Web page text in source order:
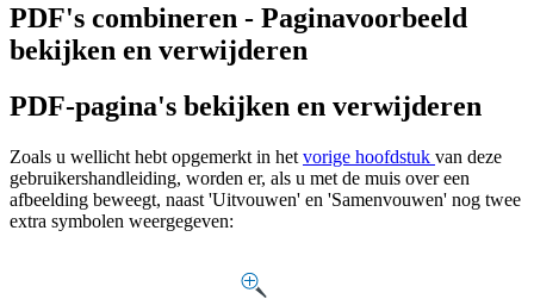
PDF's combineren - Paginavoorbeeld
bekijken en verwijderen
PDF-pagina's bekijken en verwijderen
Zoals u wellicht hebt opgemerkt in het vorige hoofdstuk van deze
gebruikershandleiding, worden er, als u met de muis over een
afbeelding beweegt, naast 'Uitvouwen' en 'Samenvouwen' nog twee
extra symbolen weergegeven: